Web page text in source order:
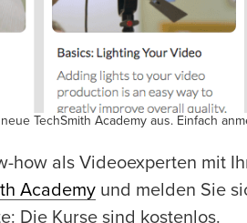
TechSmith Academy aus. Einfach
how als Videoexperten mit
Academy und melden Sie
Die Kurse sind kostenlos.